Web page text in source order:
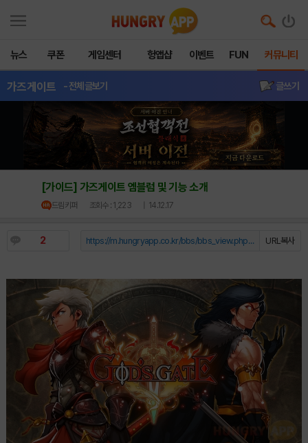
뉴스 쿠폰 게임센터 헝앱샵 이벤트 FUN 커뮤니티
가즈게이트 - 전체글보기 글쓰기
[가이드] 가즈게이트 엠블럼 및 기능 소개
드림키퍼 조회수 : 1,223 | 14.12.17
2 URL복사
https://m.hungryapp.co.kr/bbs/bbs_view.php?durl=Y...